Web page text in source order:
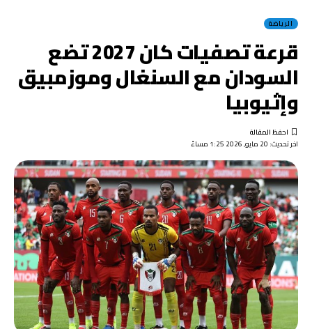
الرياضة
قرعة تصفيات كان 2027 تضع
السودان مع السنغال وموزمبيق
وإثيوبيا
اخر تحديث: 20 مايو, 2026 1:25 مساءً